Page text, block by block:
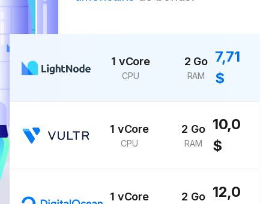
1 vCore
CPU
2 Go
RAM
7,71
$
1 vCore
CPU
2 Go
RAM
10,0
$
1 vCore 2 Go
12,0